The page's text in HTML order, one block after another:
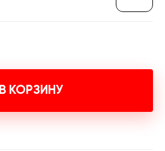
В КОРЗИНУ